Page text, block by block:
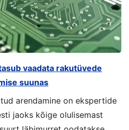
vaadata rakutüvede
suunas
arendamine on ekspertide
jaoks kõige olulisemast